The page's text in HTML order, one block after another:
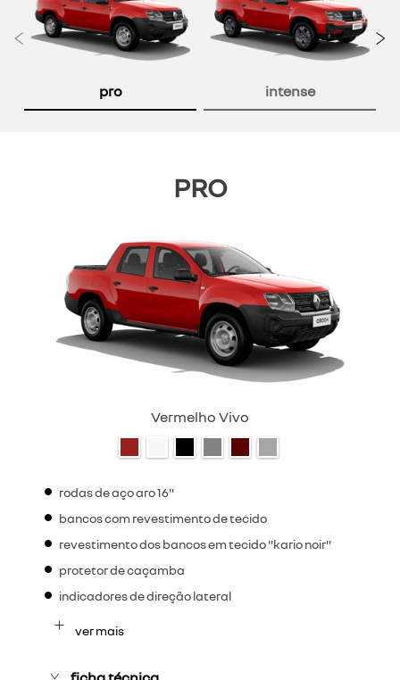
pro intense
Anterior
PRO
Vermelho Vivo
rodas de aço aro 16"
bancos com revestimento de tecido
revestimento dos bancos em tecido "kario noir"
protetor de caçamba
indicadores de direção lateral
ver mais